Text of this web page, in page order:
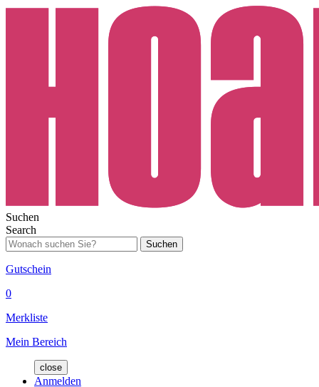
Suchen
Search
Suchen
Gutschein
0
Merkliste
Mein Bereich
close
Anmelden